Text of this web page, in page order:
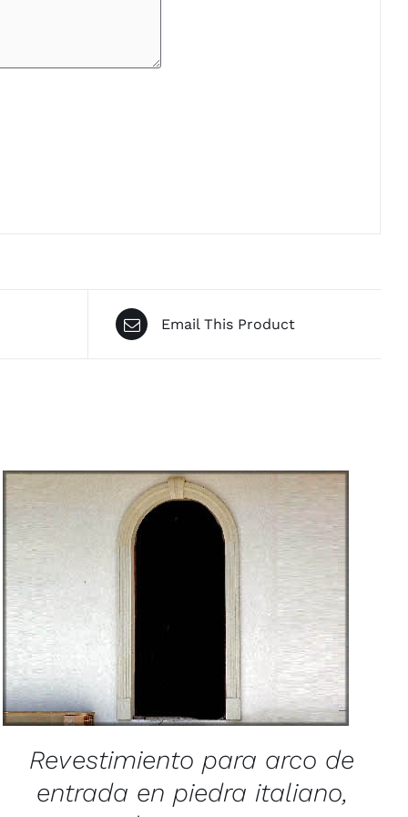
Email This Product
/ QUICK VIEW
Revestimiento para arco de
entrada en piedra italiano,